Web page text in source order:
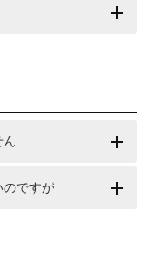
ん
のですが